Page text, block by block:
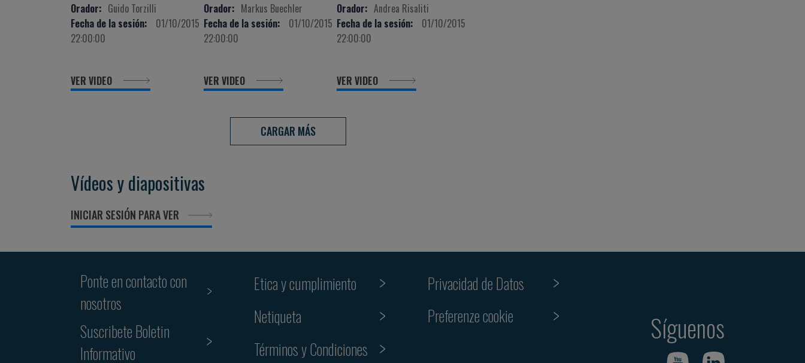
Orador: Guido Torzilli
Fecha de la sesión:
01/10/2015
22:00:00
VER VIDEO
Orador: Markus Buechler
Fecha de la sesión:
01/10/2015
22:00:00
VER VIDEO
Orador: Andrea Risaliti
Fecha de la sesión:
01/10/2015
22:00:00
VER VIDEO
CARGAR MÁS
Vídeos y diapositivas
INICIAR SESIÓN PARA VER
Ponte en contacto con
nosotros
Suscribete Boletin
Informativo
Etica y cumplimiento
Netiqueta
Términos y Condiciones
Privacidad de Datos
Preferenze cookie
Síguenos